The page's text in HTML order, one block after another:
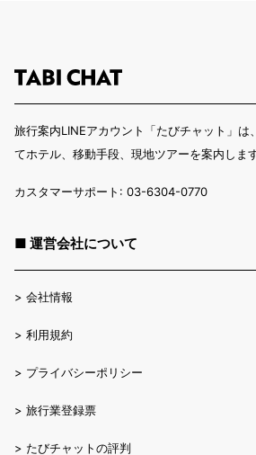
旅行案内LINEアカウント「たびチャット」は
てホテル、移動手段、現地ツアーを案内します
カスタマーサポート: 03-6304-0770
■ 運営会社について
> 会社情報
> 利用規約
> プライバシーポリシー
> 旅行業登録票
> たびチャットの評判